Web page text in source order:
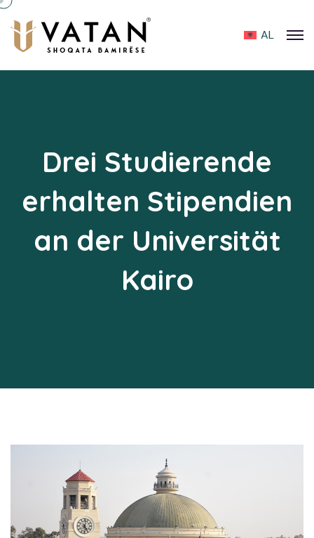
AL
Drei Studierende
erhalten Stipendien
an der Universität
Kairo